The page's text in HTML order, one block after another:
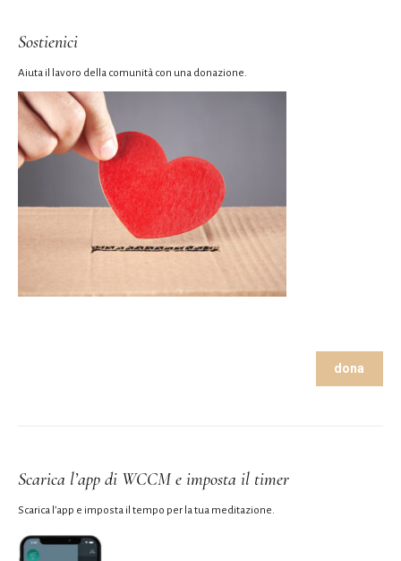
Sostienici
Aiuta il lavoro della comunità con una donazione.
dona
Scarica l’app di WCCM e imposta il timer
Scarica l’app e imposta il tempo per la tua meditazione.